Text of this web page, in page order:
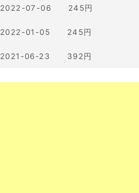
2022-07-06 245円
2022-01-05 245円
2021-06-23 392円